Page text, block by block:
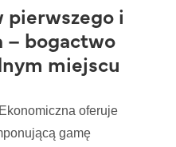
i
– bogactwo
miejscu
oferuje
gamę